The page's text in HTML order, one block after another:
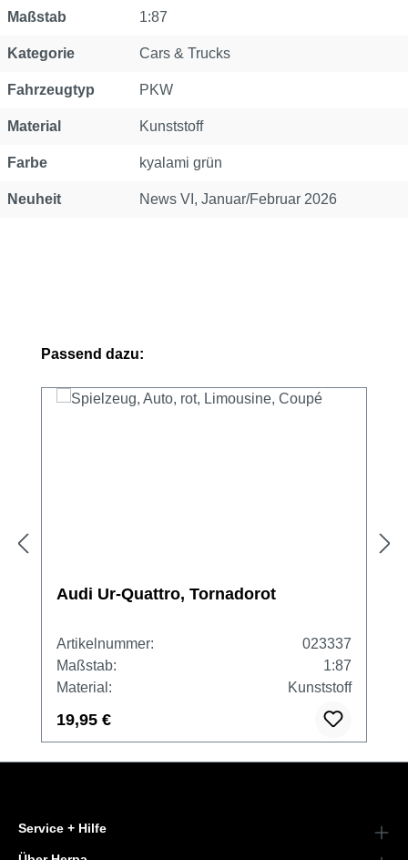
Maßstab 1:87
Kategorie Cars & Trucks
Fahrzeugtyp PKW
Material Kunststoff
Farbe kyalami grün
Neuheit News VI, Januar/Februar 2026
Produktgalerie überspringen
Passend dazu:
Audi Ur-Quattro, Tornadorot
Artikelnummer:
023337
Maßstab:
1:87
Material:
Kunststoff
19,95 €
Service + Hilfe